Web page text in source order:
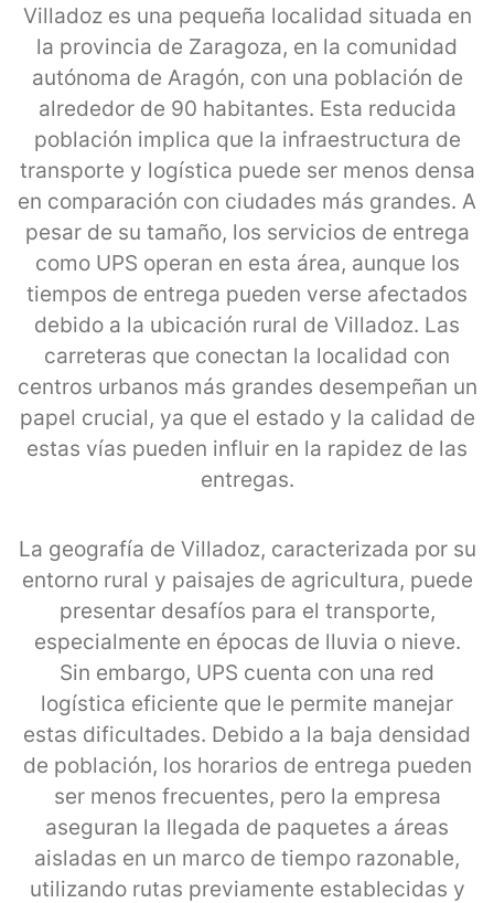
Villadoz es una pequeña localidad situada en
la provincia de Zaragoza, en la comunidad
autónoma de Aragón, con una población de
alrededor de 90 habitantes. Esta reducida
población implica que la infraestructura de
transporte y logística puede ser menos densa
en comparación con ciudades más grandes. A
pesar de su tamaño, los servicios de entrega
como UPS operan en esta área, aunque los
tiempos de entrega pueden verse afectados
debido a la ubicación rural de Villadoz. Las
carreteras que conectan la localidad con
centros urbanos más grandes desempeñan un
papel crucial, ya que el estado y la calidad de
estas vías pueden influir en la rapidez de las
entregas.
La geografía de Villadoz, caracterizada por su
entorno rural y paisajes de agricultura, puede
presentar desafíos para el transporte,
especialmente en épocas de lluvia o nieve.
Sin embargo, UPS cuenta con una red
logística eficiente que le permite manejar
estas dificultades. Debido a la baja densidad
de población, los horarios de entrega pueden
ser menos frecuentes, pero la empresa
aseguran la llegada de paquetes a áreas
aisladas en un marco de tiempo razonable,
utilizando rutas previamente establecidas y